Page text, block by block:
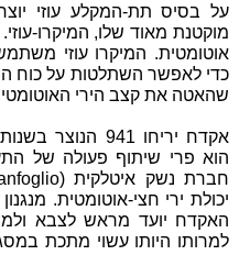
מוקטנת מאוד שלו, המיקרו-
אוטומטית. המיקרו עוזי
כדי לאפשר השתלטות על כוח
שהאטה את קצב הירי
אקדח יריחו
הוא פרי שיתוף פעולה של
יכולת ירי חצי-אוטומטית.
האקדח יועד מראש לצבא
למרותו היותו עשוי מתכת